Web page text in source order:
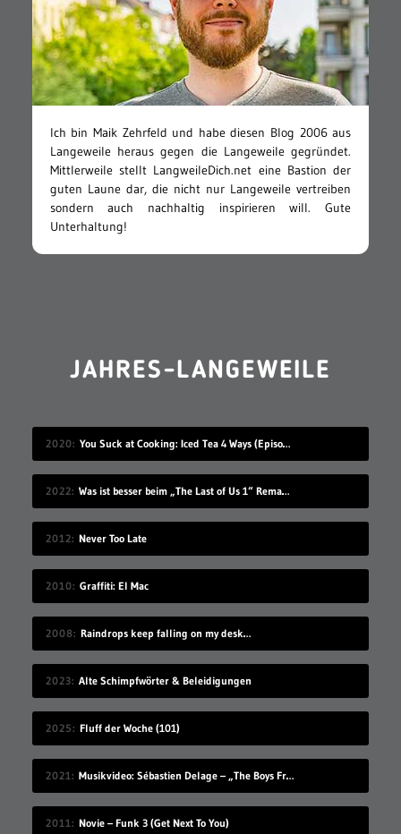
Ich bin Maik Zehrfeld und habe diesen Blog 2006 aus
Langeweile heraus gegen die Langeweile gegründet.
Mittlerweile stellt LangweileDich.net eine Bastion der
guten Laune dar, die nicht nur Langeweile vertreiben
sondern auch nachhaltig inspirieren will. Gute
Unterhaltung!
JAHRES-LANGEWEILE
2020 You Suck at Cooking: Iced Tea 4 Ways (Episode 112)
2022 Was ist besser beim „The Last of Us 1“ Remake für die PS5?
2012 Never Too Late
2010 Graffiti: El Mac
2008 Raindrops keep falling on my desk…
2023 Alte Schimpfwörter & Beleidigungen
2025 Fluff der Woche (101)
2021 Musikvideo: Sébastien Delage – „The Boys From Summer“
2011 Novie – Funk 3 (Get Next To You)